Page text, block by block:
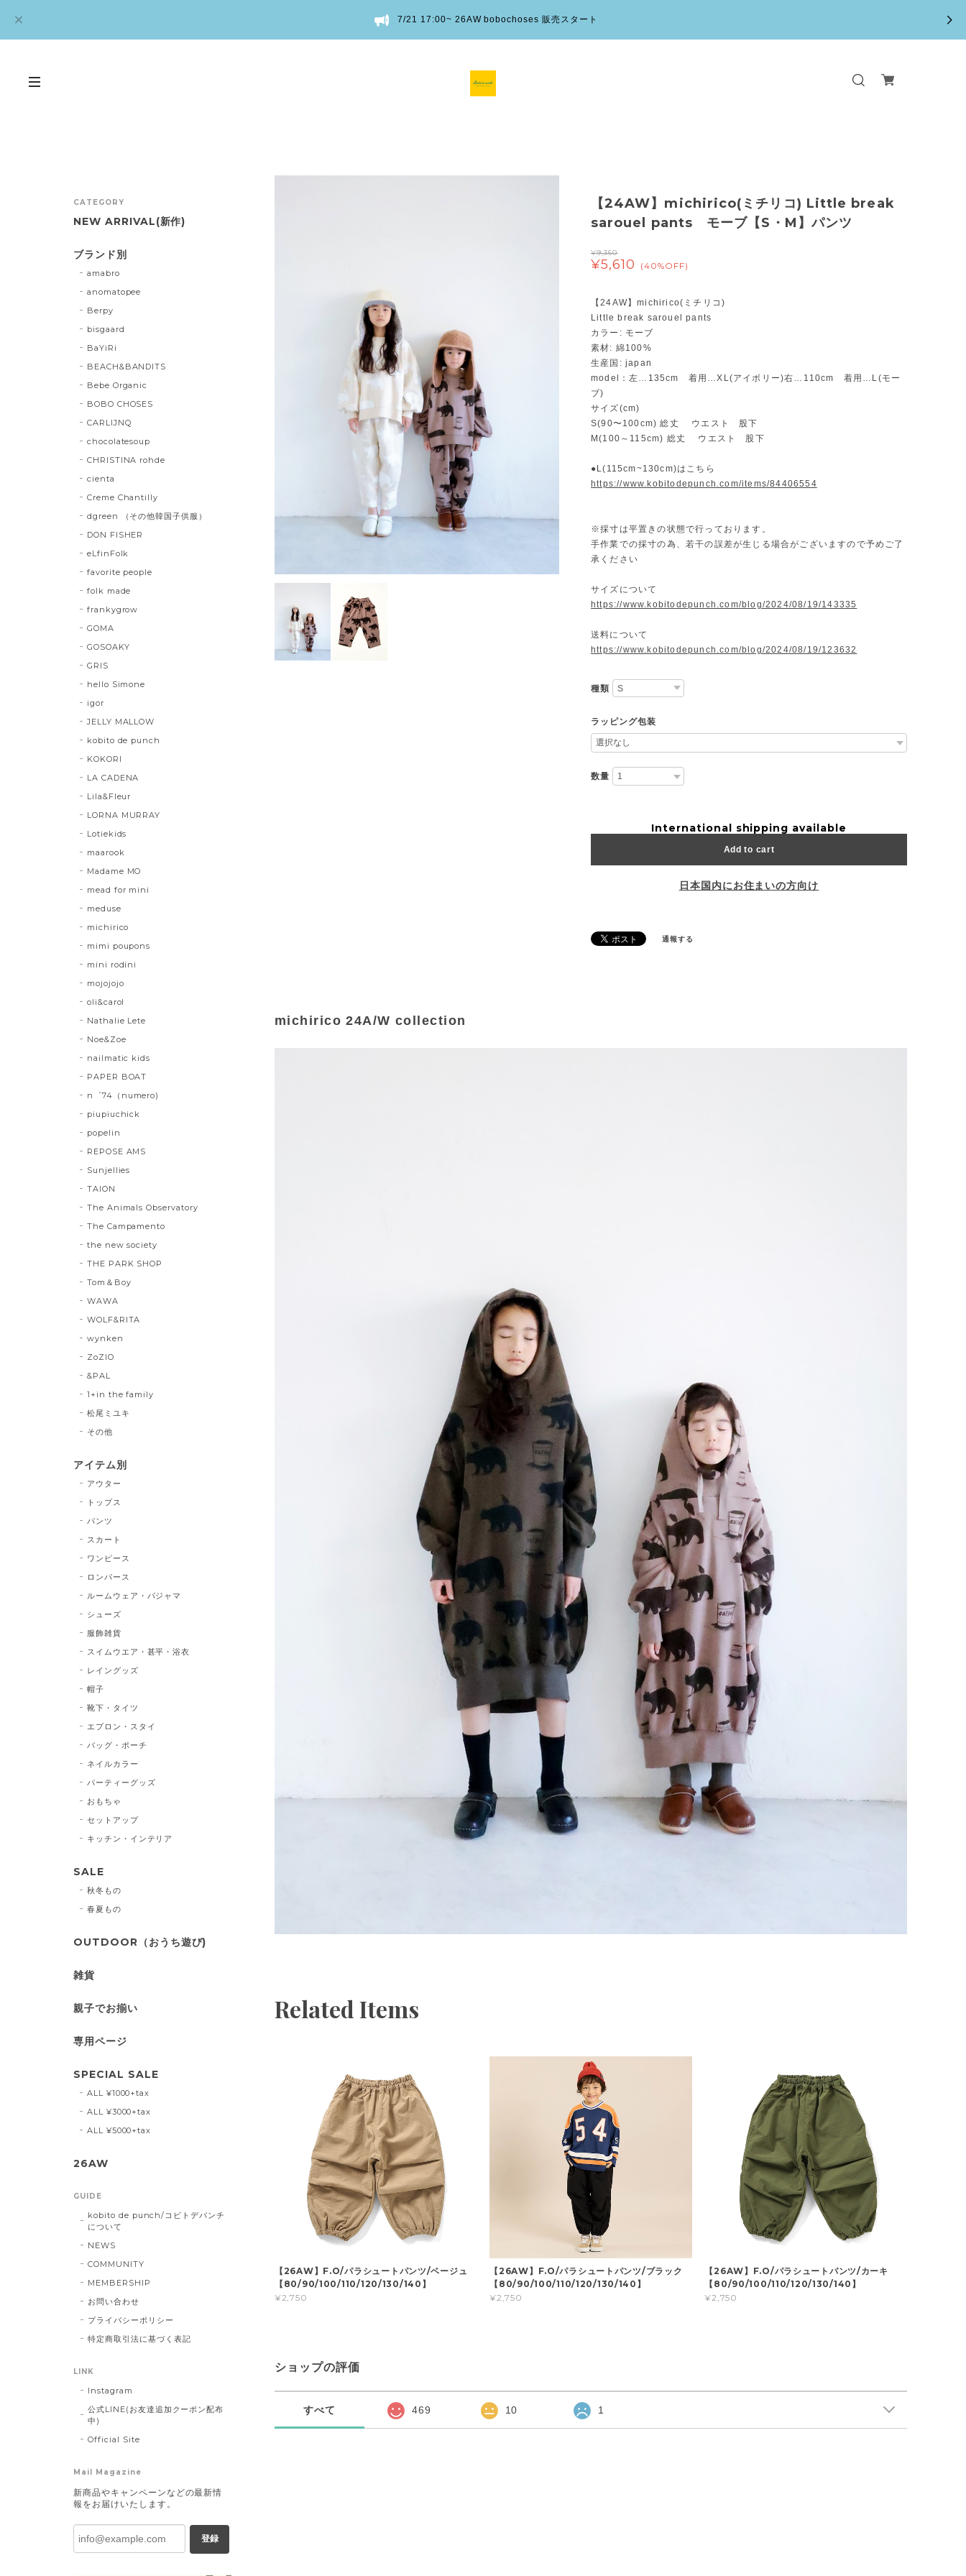
7/21 17:00~ 26AW bobochoses 販売スタート
【24AW】michirico(ミチリコ) Little break
sarouel pants モーブ【S・M】パンツ
¥9,350
¥5,610 (40%OFF)
【24AW】michirico(ミチリコ)
Little break sarouel pants
カラー: モーブ
素材: 綿100%
生産国: japan
model：左…135cm 着用…XL(アイボリー)右…110cm 着用…L(モー
ブ)
サイズ(cm)
S(90〜100cm) 総丈 ウエスト 股下
M(100～115cm) 総丈 ウエスト 股下
●L(115cm~130cm)はこちら
https://www.kobitodepunch.com/items/84406554
※採寸は平置きの状態で行っております。
手作業での採寸の為、若干の誤差が生じる場合がございますので予めご了
承ください
サイズについて
https://www.kobitodepunch.com/blog/2024/08/19/143335
送料について
https://www.kobitodepunch.com/blog/2024/08/19/123632
種類
ラッピング包装
数量
International shipping available
Add to cart
日本国内にお住まいの方向け
通報する
michirico 24A/W collection
Related Items
【26AW】F.O/パラシュートパンツ/ベージュ
【80/90/100/110/120/130/140】
¥2,750
【26AW】F.O/パラシュートパンツ/ブラック
【80/90/100/110/120/130/140】
¥2,750
【26AW】F.O/パラシュートパンツ/カーキ
【80/90/100/110/120/130/140】
¥2,750
ショップの評価
すべて 469 10 1
CATEGORY
NEW ARRIVAL(新作)
ブランド別
amabro
anomatopee
Berpy
bisgaard
BaYiRi
BEACH&BANDITS
Bebe Organic
BOBO CHOSES
CARLIJNQ
chocolatesoup
CHRISTINA rohde
cienta
Creme Chantilly
dgreen （その他韓国子供服）
DON FISHER
eLfinFolk
favorite people
folk made
frankygrow
GOMA
GOSOAKY
GRIS
hello Simone
igor
JELLY MALLOW
kobito de punch
KOKORI
LA CADENA
Lila&Fleur
LORNA MURRAY
Lotiekids
maarook
Madame MO
mead for mini
meduse
michirico
mimi poupons
mini rodini
mojojojo
oli&carol
Nathalie Lete
Noe&Zoe
nailmatic kids
PAPER BOAT
n゜74（numero)
piupiuchick
popelin
REPOSE AMS
Sunjellies
TAION
The Animals Observatory
The Campamento
the new society
THE PARK SHOP
Tom＆Boy
WAWA
WOLF&RITA
wynken
ZoZIO
&PAL
1+in the family
松尾ミユキ
その他
アイテム別
アウター
トップス
パンツ
スカート
ワンピース
ロンパース
ルームウェア・パジャマ
シューズ
服飾雑貨
スイムウエア・甚平・浴衣
レイングッズ
帽子
靴下・タイツ
エプロン・スタイ
バッグ・ポーチ
ネイルカラー
パーティーグッズ
おもちゃ
セットアップ
キッチン・インテリア
SALE
秋冬もの
春夏もの
OUTDOOR（おうち遊び)
雑貨
親子でお揃い
専用ページ
SPECIAL SALE
ALL ¥1000+tax
ALL ¥3000+tax
ALL ¥5000+tax
26AW
GUIDE
kobito de punch/コビトデパンチ
について
NEWS
COMMUNITY
MEMBERSHIP
お問い合わせ
プライバシーポリシー
特定商取引法に基づく表記
LINK
Instagram
公式LINE(お友達追加クーポン配布
中)
Official Site
Mail Magazine
新商品やキャンペーンなどの最新情
報をお届けいたします。
登録